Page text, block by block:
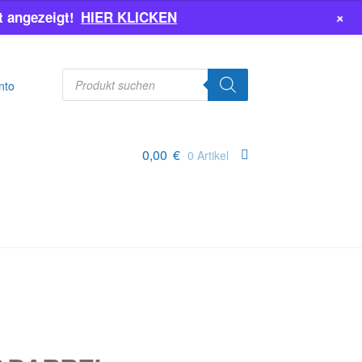
Products
search
0,00 € 0 Artikel
angezeigt! HIER KLICKEN +